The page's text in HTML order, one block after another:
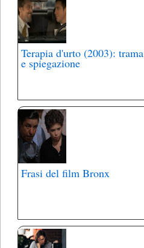
Terapia d'urto (2003): trama
e spiegazione
Frasi del film Bronx